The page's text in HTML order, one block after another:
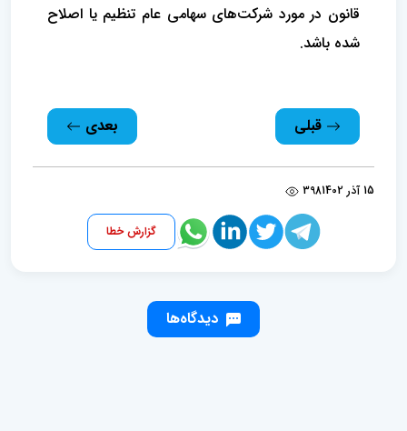
قانون در مورد شرکت‌های سهامی عام تنظیم یا اصلاح
شده باشد.
قبلی بعدی
15 آذر 1402 398
گزارش خطا
دیدگاه‌ها